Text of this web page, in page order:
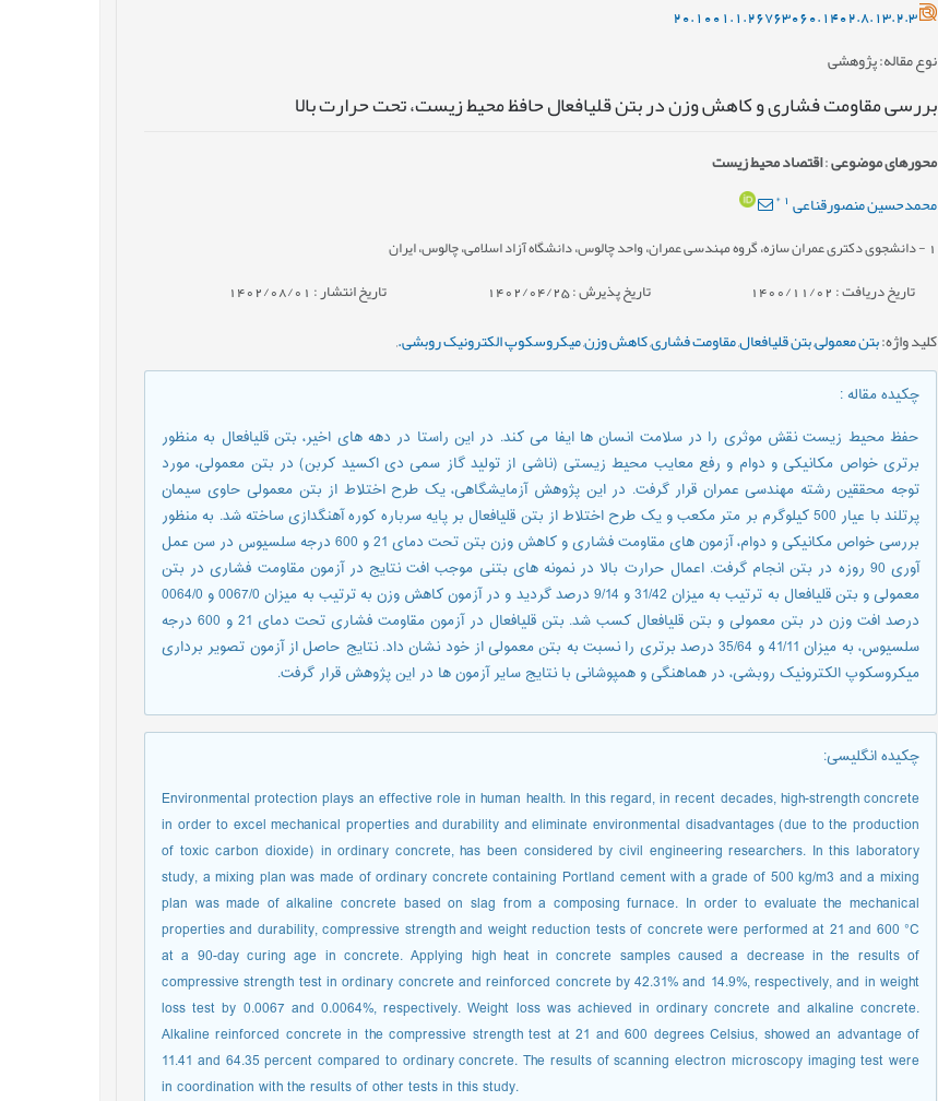
20.1001.1.26763060.1402.8.13.2.3
نوع مقاله: پژوهشی
بررسی مقاومت فشاری و کاهش وزن در بتن قلیافعال حافظ محیط زیست، تحت حرارت بالا
محورهای موضوعی:اقتصاد محیط زیست
محمدحسین منصورقناعی 1
*
1 - دانشجوی دکتری عمران سازه، گروه مهندسی عمران، واحد چالوس، دانشگاه آزاد اسلامی، چالوس، ایران
تاریخ دریافت : 1400/11/02 تاریخ پذیرش : 1402/04/25 تاریخ انتشار : 1402/08/01
کلید واژه:بتن معمولی,بتن قلیافعال,مقاومت فشاری,کاهش وزن,میکروسکوپ الکترونیک روبشی.,
چکیده مقاله:
حفظ محیط زیست نقش موثری را در سلامت انسان ها ایفا می کند. در این راستا در دهه های اخیر، بتن قلیافعال به منظور
برتری خواص مکانیکی و دوام و رفع معایب محیط زیستی (ناشی از تولید گاز سمی دی اکسید کربن) در بتن معمولی، مورد
توجه محققین رشته مهندسی عمران قرار گرفت. در این پژوهش آزمایشگاهی، یک طرح اختلاط از بتن معمولی حاوی سیمان
پرتلند با عیار 500 کیلوگرم بر متر مکعب و یک طرح اختلاط از بتن قلیافعال بر پایه سرباره کوره آهنگدازی ساخته شد. به منظور
بررسی خواص مکانیکی و دوام، آزمون های مقاومت فشاری و کاهش وزن بتن تحت دمای 21 و 600 درجه سلسیوس در سن عمل
آوری 90 روزه در بتن انجام گرفت. اعمال حرارت بالا در نمونه های بتنی موجب افت نتایج در آزمون مقاومت فشاری در بتن
معمولی و بتن قلیافعال به ترتیب به میزان 31/42 و 9/14 درصد گردید و در آزمون کاهش وزن به ترتیب به میزان 0067/0 و 0064/0
درصد افت وزن در بتن معمولی و بتن قلیافعال کسب شد. بتن قلیافعال در آزمون مقاومت فشاری تحت دمای 21 و 600 درجه
سلسیوس، به میزان 41/11 و 35/64 درصد برتری را نسبت به بتن معمولی از خود نشان داد. نتایج حاصل از آزمون تصویر برداری
میکروسکوپ الکترونیک روبشی، در هماهنگی و همپوشانی با نتایج سایر آزمون ها در این پژوهش قرار گرفت.
چکیده انگلیسی:
Environmental protection plays an effective role in human health. In this regard, in recent decades, high-strength concrete
in order to excel mechanical properties and durability and eliminate environmental disadvantages (due to the production
of toxic carbon dioxide) in ordinary concrete, has been considered by civil engineering researchers. In this laboratory
study, a mixing plan was made of ordinary concrete containing Portland cement with a grade of 500 kg/m3 and a mixing
plan was made of alkaline concrete based on slag from a composing furnace. In order to evaluate the mechanical
properties and durability, compressive strength and weight reduction tests of concrete were performed at 21 and 600 °C
at a 90-day curing age in concrete. Applying high heat in concrete samples caused a decrease in the results of
compressive strength test in ordinary concrete and reinforced concrete by 42.31% and 14.9%, respectively, and in weight
loss test by 0.0067 and 0.0064%, respectively. Weight loss was achieved in ordinary concrete and alkaline concrete.
Alkaline reinforced concrete in the compressive strength test at 21 and 600 degrees Celsius, showed an advantage of
11.41 and 64.35 percent compared to ordinary concrete. The results of scanning electron microscopy imaging test were
in coordination with the results of other tests in this study.